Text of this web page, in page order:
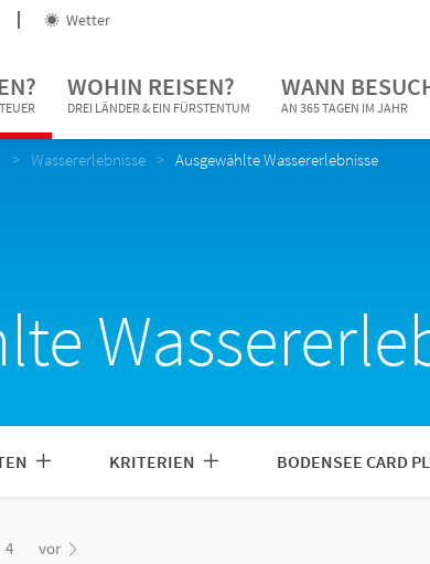
Wetter
WOHIN REISEN?
DREI LÄNDER & EIN FÜRSTENTUM
WANN
AN 365 TAGEN IM JAHR
Wassererlebnisse Ausgewählte Wassererlebnisse
KRITERIEN BODENSEE CARD
4 vor